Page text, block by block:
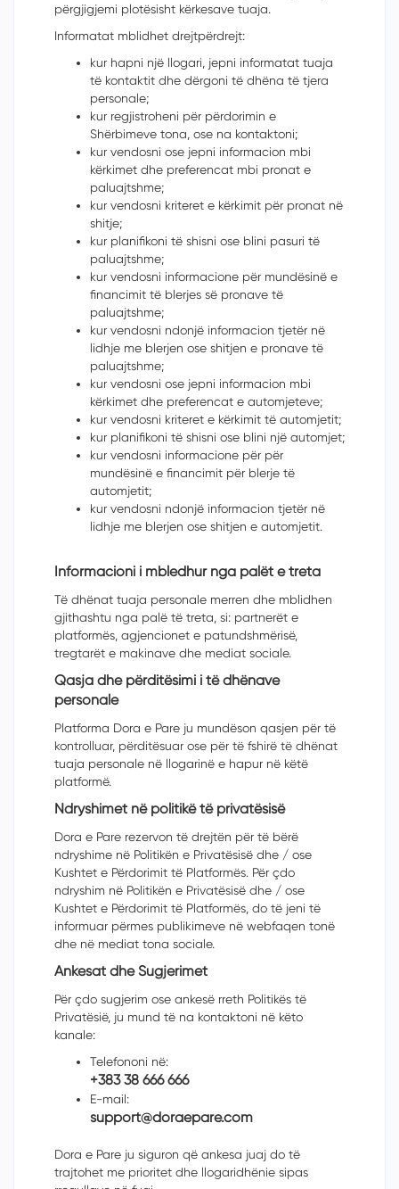
përgjigjemi plotësisht kërkesave tuaja.
Informatat mblidhet drejtpërdrejt:
kur hapni një llogari, jepni informatat tuaja
të kontaktit dhe dërgoni të dhëna të tjera
personale;
kur regjistroheni për përdorimin e
Shërbimeve tona, ose na kontaktoni;
kur vendosni ose jepni informacion mbi
kërkimet dhe preferencat mbi pronat e
paluajtshme;
kur vendosni kriteret e kërkimit për pronat në
shitje;
kur planifikoni të shisni ose blini pasuri të
paluajtshme;
kur vendosni informacione për mundësinë e
financimit të blerjes së pronave të
paluajtshme;
kur vendosni ndonjë informacion tjetër në
lidhje me blerjen ose shitjen e pronave të
paluajtshme;
kur vendosni ose jepni informacion mbi
kërkimet dhe preferencat e automjeteve;
kur vendosni kriteret e kërkimit të automjetit;
kur planifikoni të shisni ose blini një automjet;
kur vendosni informacione për për
mundësinë e financimit për blerje të
automjetit;
kur vendosni ndonjë informacion tjetër në
lidhje me blerjen ose shitjen e automjetit.
Informacioni i mbledhur nga palët e treta
Të dhënat tuaja personale merren dhe mblidhen
gjithashtu nga palë të treta, si: partnerët e
platformës, agjencionet e patundshmërisë,
tregtarët e makinave dhe mediat sociale.
Qasja dhe përditësimi i të dhënave
personale
Platforma Dora e Pare ju mundëson qasjen për të
kontrolluar, përditësuar ose për të fshirë të dhënat
tuaja personale në llogarinë e hapur në këtë
platformë.
Ndryshimet në politikë të privatësisë
Dora e Pare rezervon të drejtën për të bërë
ndryshime në Politikën e Privatësisë dhe / ose
Kushtet e Përdorimit të Platformës. Për çdo
ndryshim në Politikën e Privatësisë dhe / ose
Kushtet e Përdorimit të Platformës, do të jeni të
informuar përmes publikimeve në webfaqen tonë
dhe në mediat tona sociale.
Ankesat dhe Sugjerimet
Për çdo sugjerim ose ankesë rreth Politikës të
Privatësië, ju mund të na kontaktoni në këto
kanale:
Telefononi në:
+383 38 666 666
E-mail:
support@doraepare.com
Dora e Pare ju siguron që ankesa juaj do të
trajtohet me prioritet dhe llogaridhënie sipas